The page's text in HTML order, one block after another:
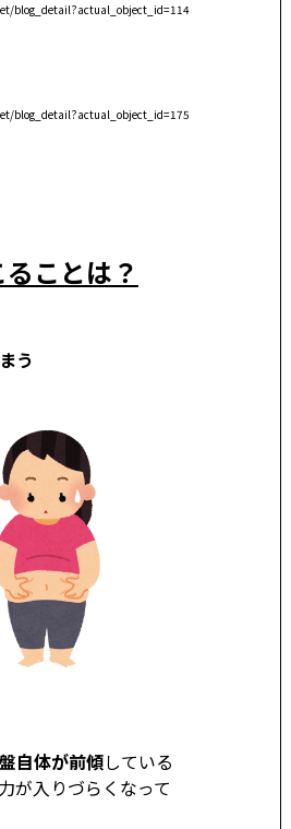
blog_detail?actual_object_id=114
blog_detail?actual_object_id=175
ことは？
う
自体が前傾している
が入りづらくなって